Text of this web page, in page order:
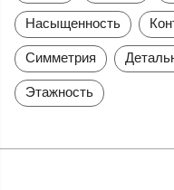
Насыщенность
Симметрия
Этажность